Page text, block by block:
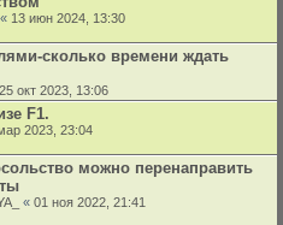
« 13 июн 2024, 13:30
сколько времени ждать
25 окт 2023, 13:06
F1.
2023, 23:04
можно перенаправить
« 01 ноя 2022, 21:41